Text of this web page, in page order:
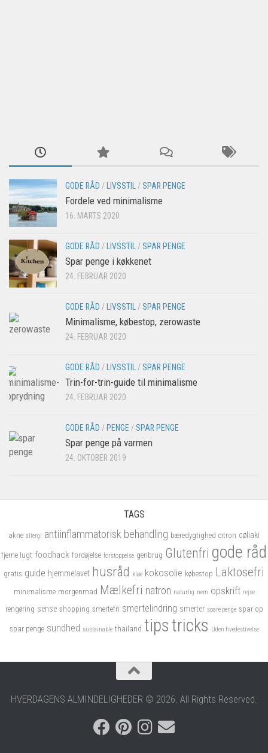
GODE RÅD / LIVSSTIL / SPAR PENGE
Fordele ved minimalisme
16. MARTS 2020
GODE RÅD / LIVSSTIL / SPAR PENGE
Spar penge i køkkenet
24. FEBRUAR 2020
GODE RÅD / LIVSSTIL / SPAR PENGE
Minimalisme, købestop, zerowaste
24. FEBRUAR 2020
GODE RÅD / LIVSSTIL / SPAR PENGE
Trin-for-trin-guide til minimalisme
24. FEBRUAR 2020
GODE RÅD / PENGE / SPAR PENGE
Spar penge på varmen
24. OKTOBER 2019
TAGS
akne allergi antiinflammatorisk behandling bæredygtighed citron cøliaki
fjerne lugt foodhack fordøjelse forstoppelse genbrug Glutenfri gode råd
gratis guide hjemmelavet husråd kløe kokosolie købestop Laktosefri
minimalisme morgenmad Mælkefri natron naturlig nem opskrift rejse
rengøring sense shopping smertefri smertelindring smerter spare penge spar op
spar penge sundhed sustainable thailand tipstricks Uden hvedestivelse
HVERDAGENS ALMINDELIGHEDER © 2026. All Rights Reserved.
1-2 gange om måneden får du en mail med de
Du kan til hver en tid afmelde dig nyhedsbrevet.
Navn
Jeg accepterer vores privatslivspolitik